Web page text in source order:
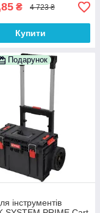
₴ 4 723 ₴
Купити
Подарунок
інструментів